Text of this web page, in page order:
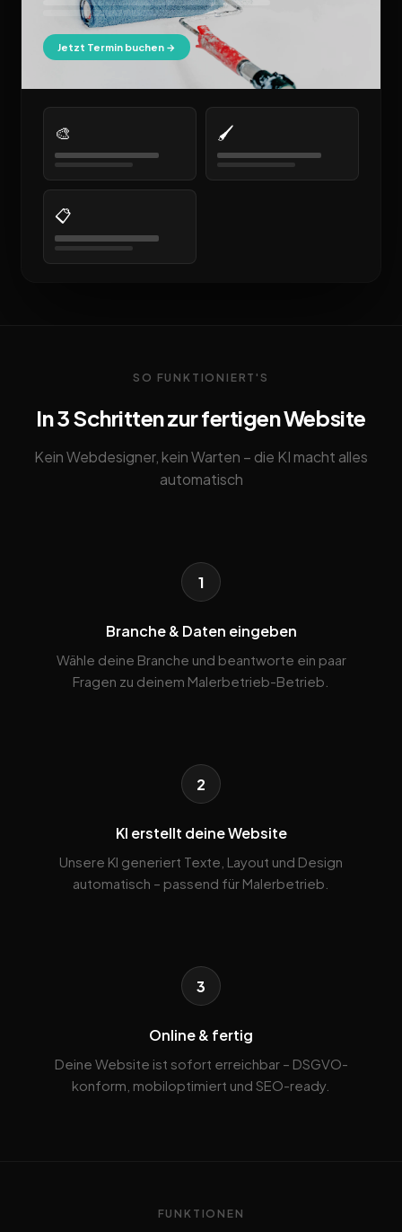
Jetzt Termin buchen →
🎨 🖌️
📋
SO FUNKTIONIERT'S
In 3 Schritten zur fertigen Website
Kein Webdesigner, kein Warten – die KI macht alles
automatisch
1
Branche & Daten eingeben
Wähle deine Branche und beantworte ein paar
Fragen zu deinem Malerbetrieb-Betrieb.
2
KI erstellt deine Website
Unsere KI generiert Texte, Layout und Design
automatisch – passend für Malerbetrieb.
3
Online & fertig
Deine Website ist sofort erreichbar – DSGVO-
konform, mobiloptimiert und SEO-ready.
FUNKTIONEN